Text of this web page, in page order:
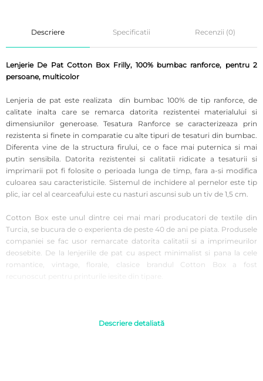
Descriere Specificatii Recenzii (0)
Lenjerie De Pat Cotton Box Frilly, 100% bumbac ranforce, pentru 2
persoane, multicolor
Lenjeria de pat este realizata din bumbac 100% de tip ranforce, de
calitate inalta care se remarca datorita rezistentei materialului si
dimensiunilor generoase. Tesatura Ranforce se caracterizeaza prin
rezistenta si finete in comparatie cu alte tipuri de tesaturi din bumbac.
Diferenta vine de la structura firului, ce o face mai puternica si mai
putin sensibila. Datorita rezistentei si calitatii ridicate a tesaturii si
imprimarii pot fi folosite o perioada lunga de timp, fara a-si modifica
culoarea sau caracteristicile. Sistemul de inchidere al pernelor este tip
plic, iar cel al cearceafului este cu nasturi ascunsi sub un tiv de 1,5 cm.
Cotton Box este unul dintre cei mai mari producatori de textile din
Turcia, se bucura de o experienta de peste 40 de ani pe piata. Produsele
companiei se fac usor remarcate datorita calitatii si a imprimeurilor
deosebite. De la lenjeriile de pat cu aspect minimalist si pana la cele
romantice, vintage, florale, clasice brandul Cotton Box a fost
husa pilota 200×220 cm;Descriere detaliată